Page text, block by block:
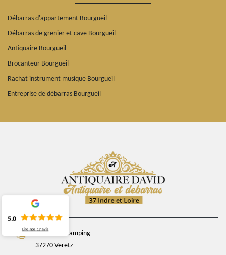
Débarras d'appartement Bourgueil
Débarras de grenier et cave Bourgueil
Antiquaire Bourgueil
Brocanteur Bourgueil
Rachat instrument musique Bourgueil
Entreprise de débarras Bourgueil
chemin du camping
37270 Veretz
5.0
Lire nos 17 avis